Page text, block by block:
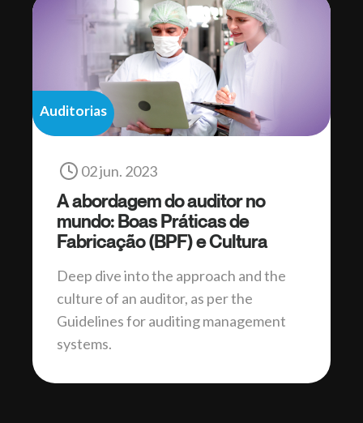
Auditorias
02 jun. 2023
A abordagem do auditor no
mundo: Boas Práticas de
Fabricação (BPF) e Cultura
Deep dive into the approach and the
culture of an auditor, as per the
Guidelines for auditing management
systems.